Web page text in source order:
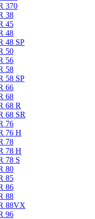
370
38
45
48
48 SP
50
56
58
58 SP
66
68
68 R
68 SR
76
76 H
78
78 H
78 S
80
85
86
88
88VX
96